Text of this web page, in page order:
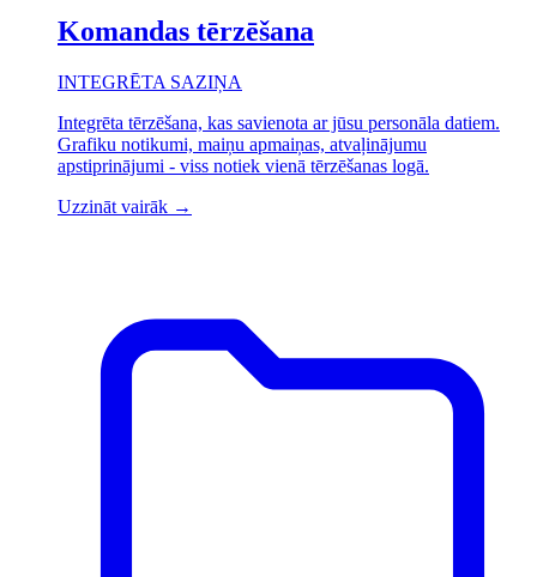
Komandas tērzēšana
INTEGRĒTA SAZIŅA
Integrēta tērzēšana, kas savienota ar jūsu personāla datiem.
Grafiku notikumi, maiņu apmaiņas, atvaļinājumu
apstiprinājumi - viss notiek vienā tērzēšanas logā.
Uzzināt vairāk →